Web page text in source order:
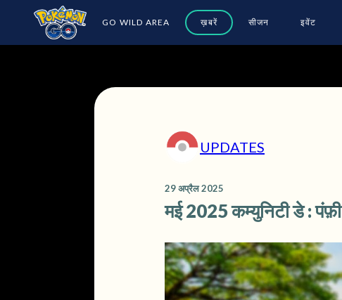
GO WILD AREA ख़बरें सीजन इवेंट
UPDATES
29 अप्रैल 2025
मई 2025 कम्युनिटी डे : पंफ़ी